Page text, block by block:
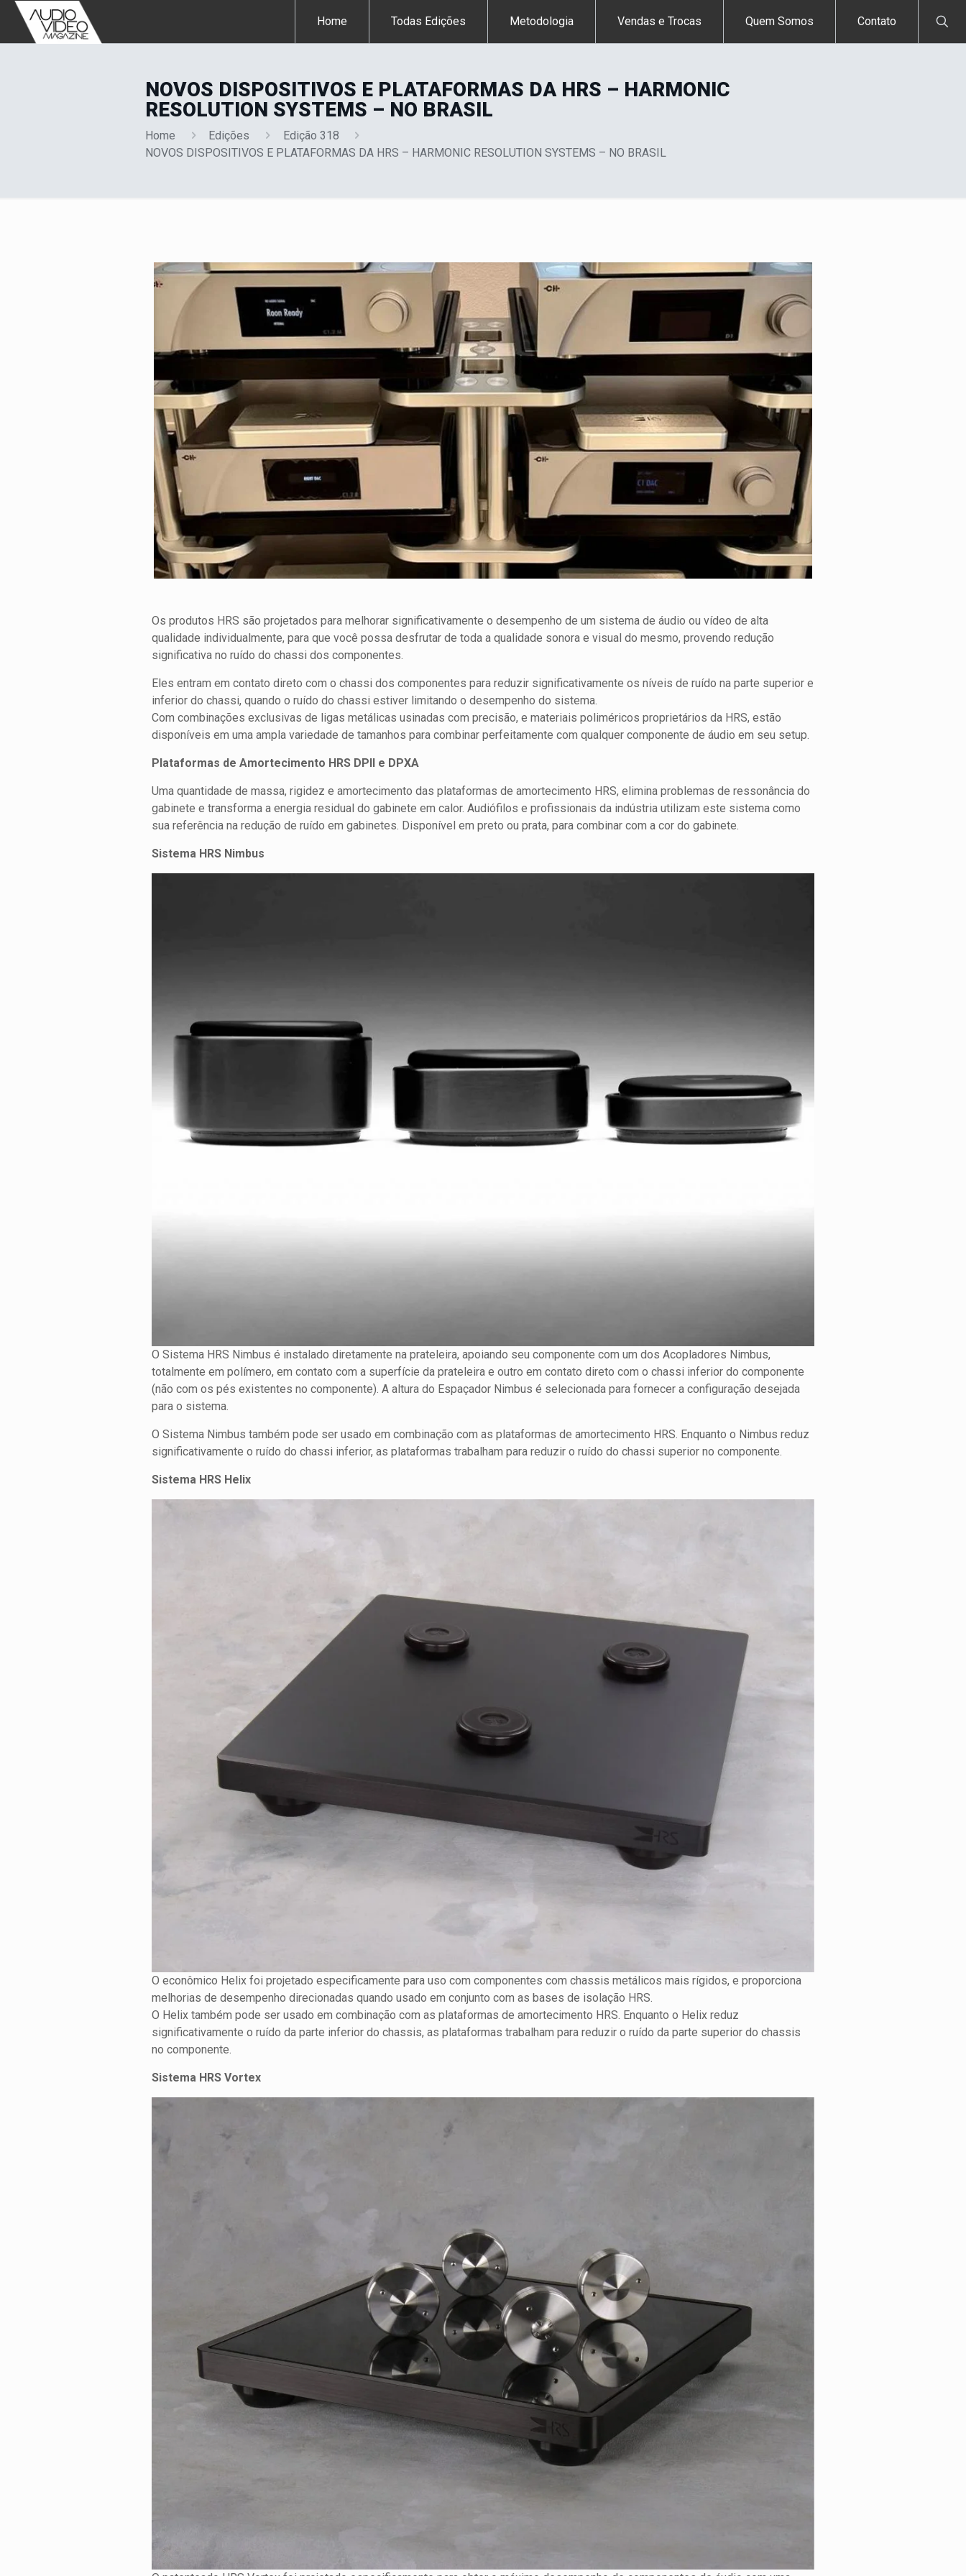
Home Todas Edições Metodologia Vendas e Trocas Quem Somos Contato
NOVOS DISPOSITIVOS E PLATAFORMAS DA HRS – HARMONIC
RESOLUTION SYSTEMS – NO BRASIL
Home Edições
Edição 318
NOVOS DISPOSITIVOS E PLATAFORMAS DA HRS – HARMONIC RESOLUTION SYSTEMS – NO BRASIL
Os produtos HRS são projetados para melhorar significativamente o desempenho de um sistema de áudio ou vídeo de alta
qualidade individualmente, para que você possa desfrutar de toda a qualidade sonora e visual do mesmo, provendo redução
significativa no ruído do chassi dos componentes.
Eles entram em contato direto com o chassi dos componentes para reduzir significativamente os níveis de ruído na parte superior e
inferior do chassi, quando o ruído do chassi estiver limitando o desempenho do sistema.
Com combinações exclusivas de ligas metálicas usinadas com precisão, e materiais poliméricos proprietários da HRS, estão
disponíveis em uma ampla variedade de tamanhos para combinar perfeitamente com qualquer componente de áudio em seu setup.
Plataformas de Amortecimento HRS DPII e DPXA
Uma quantidade de massa, rigidez e amortecimento das plataformas de amortecimento HRS, elimina problemas de ressonância do
gabinete e transforma a energia residual do gabinete em calor. Audiófilos e profissionais da indústria utilizam este sistema como
sua referência na redução de ruído em gabinetes. Disponível em preto ou prata, para combinar com a cor do gabinete.
Sistema HRS Nimbus
O Sistema HRS Nimbus é instalado diretamente na prateleira, apoiando seu componente com um dos Acopladores Nimbus,
totalmente em polímero, em contato com a superfície da prateleira e outro em contato direto com o chassi inferior do componente
(não com os pés existentes no componente). A altura do Espaçador Nimbus é selecionada para fornecer a configuração desejada
para o sistema.
O Sistema Nimbus também pode ser usado em combinação com as plataformas de amortecimento HRS. Enquanto o Nimbus reduz
significativamente o ruído do chassi inferior, as plataformas trabalham para reduzir o ruído do chassi superior no componente.
Sistema HRS Helix
O econômico Helix foi projetado especificamente para uso com componentes com chassis metálicos mais rígidos, e proporciona
melhorias de desempenho direcionadas quando usado em conjunto com as bases de isolação HRS.
O Helix também pode ser usado em combinação com as plataformas de amortecimento HRS. Enquanto o Helix reduz
significativamente o ruído da parte inferior do chassis, as plataformas trabalham para reduzir o ruído da parte superior do chassis
no componente.
Sistema HRS Vortex